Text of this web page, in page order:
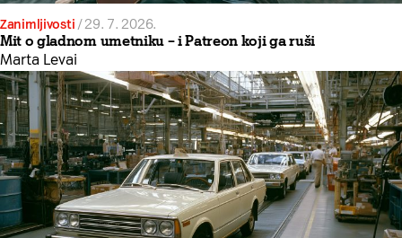
Zanimljivosti /29. 7. 2026.
Mit o gladnom umetniku – i Patreon koji ga ruši
Marta Levai